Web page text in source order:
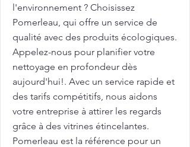
l'environnement ? Choisissez
Pomerleau, qui offre un service de
qualité avec des produits écologiques.
Appelez-nous pour planifier votre
nettoyage en profondeur dès
aujourd'hui!. Avec un service rapide et
des tarifs compétitifs, nous aidons
votre entreprise à attirer les regards
grâce à des vitrines étincelantes.
Pomerleau est la référence pour un